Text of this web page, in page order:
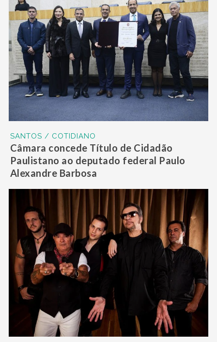
SANTOS / COTIDIANO
Câmara concede Título de Cidadão
Paulistano ao deputado federal Paulo
Alexandre Barbosa